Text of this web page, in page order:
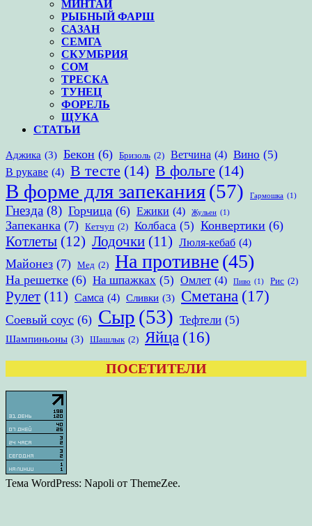
МИНТАЙ
РЫБНЫЙ ФАРШ
САЗАН
СЕМГА
СКУМБРИЯ
СОМ
ТРЕСКА
ТУНЕЦ
ФОРЕЛЬ
ЩУКА
СТАТЬИ
Аджика (3) Бекон (6) Бризоль (2) Ветчина (4) Вино (5)
В рукаве (4) В тесте (14) В фольге (14)
В форме для запекания(57) Гармошка (1)
Гнезда (8) Горчица (6) Ежики (4) Жульен (1)
Запеканка (7) Кетчуп (2) Колбаса (5) Конвертики (6)
Котлеты (12) Лодочки (11) Люля-кебаб (4)
Майонез (7) Мед (2) На противне(45)
На решетке (6) На шпажках (5) Омлет (4) Пиво (1) Рис (2)
Рулет (11) Самса (4) Сливки (3) Сметана (17)
Соевый соус (6) Сыр (53) Тефтели (5)
Шампиньоны (3) Шашлык (2) Яйца (16)
ПОСЕТИТЕЛИ
Тема WordPress: Napoli от ThemeZee.